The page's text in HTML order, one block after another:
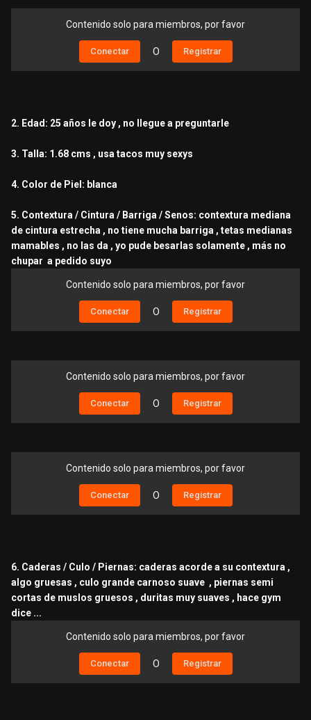
Contenido solo para miembros, por favor
Conectar O Registrar
2. Edad: 25 años le doy , no llegue a preguntarle
3. Talla: 1.68 cms , usa tacos muy sexys
4. Color de Piel: blanca
5. Contextura / Cintura / Barriga / Senos: contextura mediana
de cintura estrecha , no tiene mucha barriga , tetas medianas
mamables , no las da , yo pude besarlas solamente , más no
chupar a pedido suyo
Contenido solo para miembros, por favor
Conectar O Registrar
Contenido solo para miembros, por favor
Conectar O Registrar
Contenido solo para miembros, por favor
Conectar O Registrar
6. Caderas / Culo / Piernas: caderas acorde a su contextura ,
algo gruesas , culo grande carnoso suave , piernas semi
cortas de muslos gruesos , duritas muy suaves , hace gym
dice ...
Contenido solo para miembros, por favor
Conectar O Registrar